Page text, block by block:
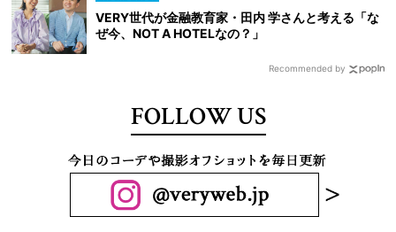
VERY世代が金融教育家・田内 学さんと考える「な
ぜ今、NOT A HOTELなの？」
Recommended by
FOLLOW US